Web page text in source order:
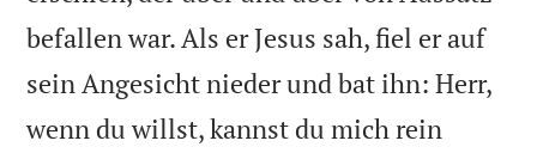
befallen war. Als er Jesus sah, fiel er auf
sein Angesicht nieder und bat ihn: Herr,
wenn du willst, kannst du mich rein